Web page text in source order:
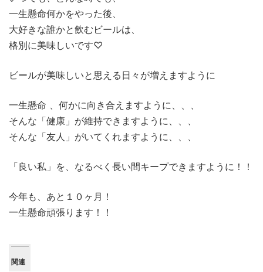
一生懸命何かをやった後、
大好きな誰かと飲むビールは、
格別に美味しいです♡
ビールが美味しいと思える日々が増えますように
一生懸命 、何かに向き合えますように、、、
そんな「健康」が維持できますように、、、
そんな「友人」がいてくれますように、、、
「良い私」を、なるべく長い間キープできますように！！
今年も、あと１０ヶ月！
一生懸命頑張ります！！
関連